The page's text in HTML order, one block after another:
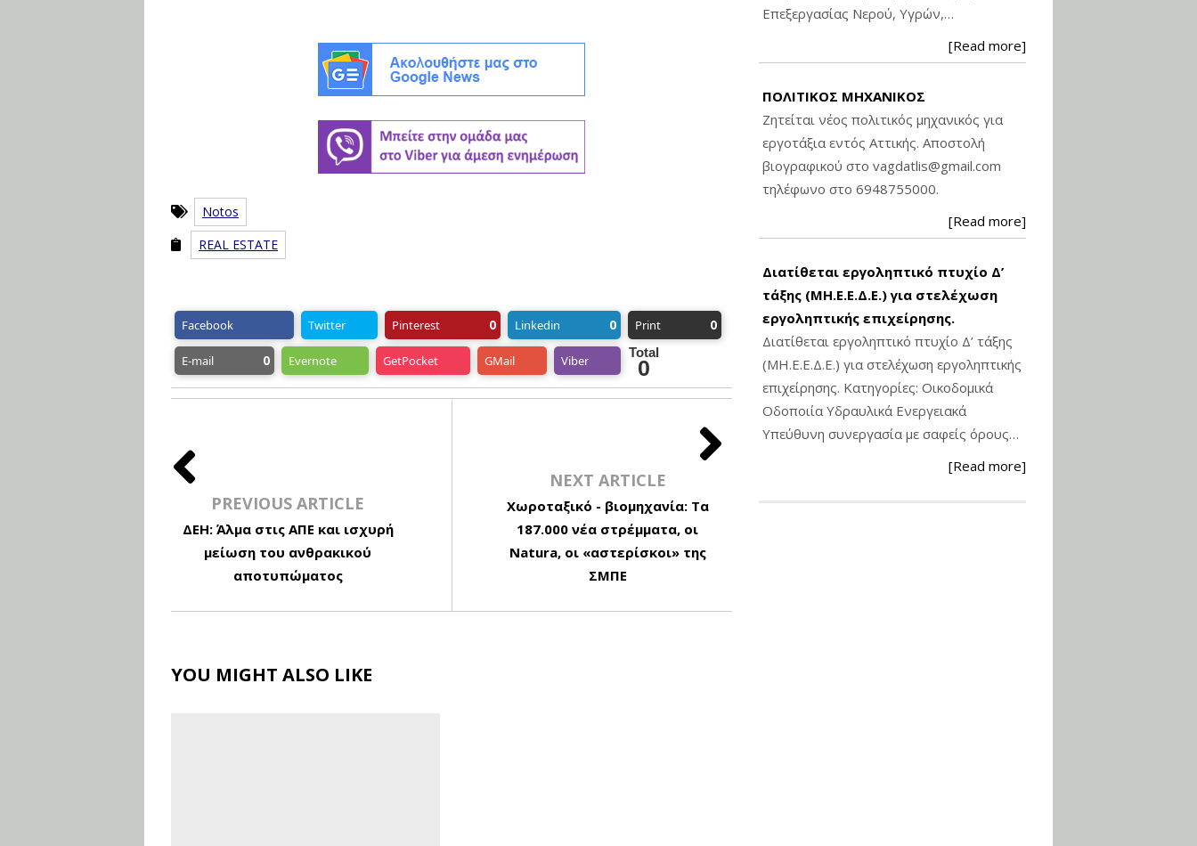
Notos
REAL ESTATE
Facebook Twitter Pinterest 0 Linkedin 0 Print 0
E-mail 0 Evernote GetPocket GMail Viber
Total
0
PREVIOUS ARTICLE
ΔΕΗ: Άλμα στις ΑΠΕ και ισχυρή
μείωση του ανθρακικού
αποτυπώματος
NEXT ARTICLE
Χωροταξικό - βιομηχανία: Τα
187.000 νέα στρέμματα, οι
Natura, οι «αστερίσκοι» της
ΣΜΠΕ
YOU MIGHT ALSO LIKE
Επεξεργασίας Νερού, Υγρών,…
[Read more]
ΠΟΛΙΤΙΚΟΣ ΜΗΧΑΝΙΚΟΣ
Ζητείται νέος πολιτικός μηχανικός για
εργοτάξια εντός Αττικής. Αποστολή
βιογραφικού στο vagdatlis@gmail.com
τηλέφωνο στο 6948755000.
[Read more]
Διατίθεται εργοληπτικό πτυχίο Δ’
τάξης (ΜΗ.Ε.Ε.Δ.Ε.) για στελέχωση
εργοληπτικής επιχείρησης.
Διατίθεται εργοληπτικό πτυχίο Δ’ τάξης
(ΜΗ.Ε.Ε.Δ.Ε.) για στελέχωση εργοληπτικής
επιχείρησης. Κατηγορίες: Οικοδομικά
Οδοποιία Υδραυλικά Ενεργειακά
Υπεύθυνη συνεργασία με σαφείς όρους…
[Read more]